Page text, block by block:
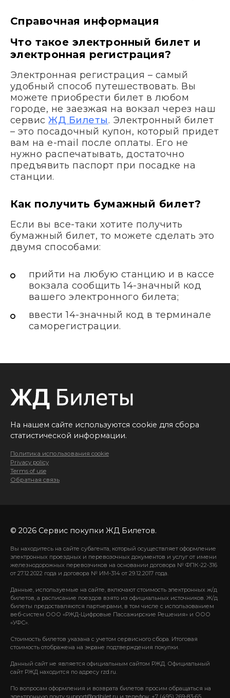
Справочная информация
Что такое электронный билет и
электронная регистрация?
Электронная регистрация – самый
удобный способ путешествовать. Вы
можете приобрести билет в любом
городе, не заезжая на вокзал через наш
сервисЖД Билеты. Электронный билет
– это посадочный купон, который придет
вам на e-mail после оплаты. Его не
нужно распечатывать, достаточно
предъявить паспорт при посадке на
станции.
Как получить бумажный билет?
Если вы все-таки хотите получить
бумажный билет, то можете сделать это
двумя способами:
прийти на любую станцию и в кассе
вокзала сообщить 14-значный код
вашего электронного билета;
ввести 14-значный код в терминале
саморегистрации.
На нашем сайте используются cookie для сбора
статистической информации.
Политика использования cookie
Privacy policy
Terms of use
Обратная связь
© 2026 Сервис покупки ЖД Билетов.
Вы находитесь на сайте субагента, который осуществляет оформление
электронных проездных и перевозочных документов и услуг от имени
железнодорожных перевозчиков на основании договора № ФПК-22-316
от 27.12.2022 года и договора № ИМ-314 от 29.12.2017 года.
Данные, используемые на сайте, включают стоимость электронных ж/д
билетов, а расписание поездов взято из официальных источников. Ж/д
билеты предоставляются партнерами, в том числе с использованием
веб-систем ООО «РЖД-Цифровые Пассажирские Решения» и ООО
«УФС».
Стоимость билетов указана с учетом сервисного сбора. Итоговая
стоимость отображена на экране подтверждения покупки.
Данный сайт не является официальным сайтом РЖД. Официальный
сайт РЖД находится по адресу rzd.ru.
По вопросам оформления и возврата билетов просим обращаться на
электронную почту support@gdbilet.ru и телефон: +7 (495) 269-83-65